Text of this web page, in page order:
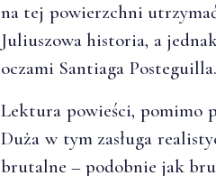
na tej powierzchni
Juliuszowa historia, a
oczami Santiaga Posteguilla.
Lektura powieści, pomimo
Duża w tym zasługa
brutalne – podobnie jak